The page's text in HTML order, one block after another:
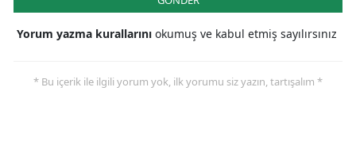
Yorum yazma kurallarını okumuş ve kabul etmiş sayılırsınız
* Bu içerik ile ilgili yorum yok, ilk yorumu siz yazın, tartışalım *